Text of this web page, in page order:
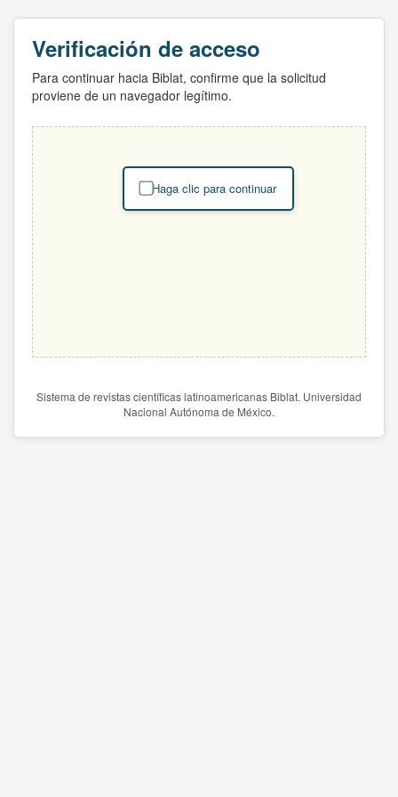
Verificación de acceso
Para continuar hacia Biblat, confirme que la solicitud
proviene de un navegador legítimo.
Haga clic para continuar
Sistema de revistas científicas latinoamericanas Biblat. Universidad
Nacional Autónoma de México.